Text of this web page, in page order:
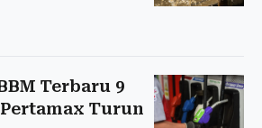
Terbaru 9
Turun